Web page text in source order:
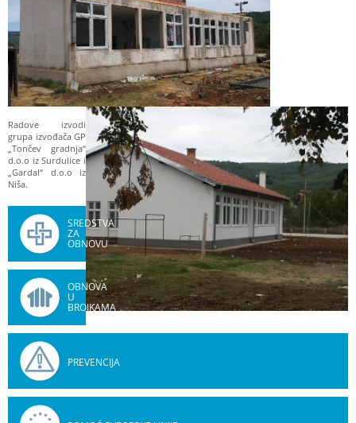
Radove izvodi
grupa izvođača GP
„Tončev gradnja“
d.o.o iz Surdulice i
„Gardal“ d.o.o iz
Niša.
SREDSTVA
ZA
OBNOVU
OBNOVA
U
BROJKAMA
PREVENCIJA